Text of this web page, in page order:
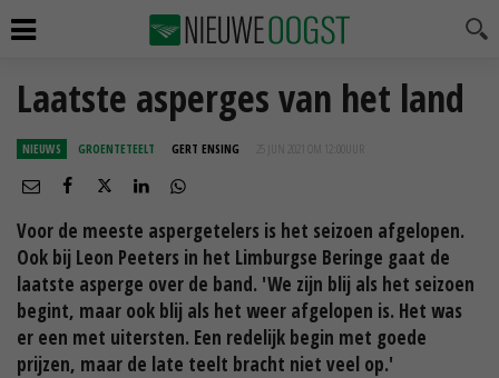
Laatste asperges van het land
NIEUWS GROENTETEELT GERT ENSING 25 JUN 2021 OM 12:00
Voor de meeste aspergetelers is het seizoen afgelopen.
Ook bij Leon Peeters in het Limburgse Beringe gaat de
laatste asperge over de band. 'We zijn blij als het seizoen
begint, maar ook blij als het weer afgelopen is. Het was
er een met uitersten. Een redelijk begin met goede
prijzen, maar de late teelt bracht niet veel op.'